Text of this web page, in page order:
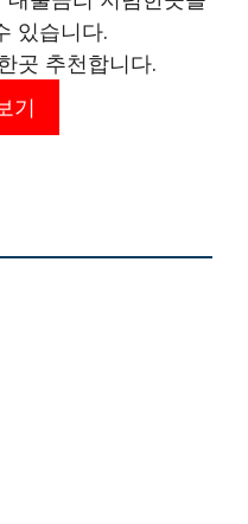
있습니다.
곳 추천합니다.
기